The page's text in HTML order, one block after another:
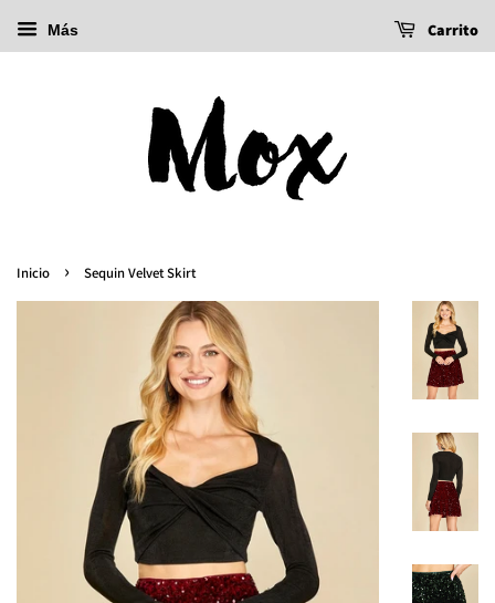
Más Carrito
Inicio › Sequin Velvet Skirt